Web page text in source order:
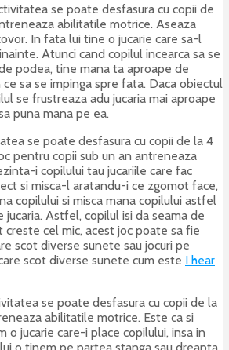
se poate desfasura cu copii de
abilitatile motrice. Aseaza
In fata lui tine o jucarie care sa-l
Atunci cand copilul incearca sa se
podea, tine mana ta aproape de
ce sa se impinga spre fata. Daca obiectul
se frustreaza adu jucaria mai aproape
puna mana pe ea.
se poate desfasura cu copii de la 4
pentru copii sub un an antreneaza
i copilului tau jucariile care fac
si misca-l aratandu-i ce zgomot face,
copilului si misca mana copilului astfel
jucaria. Astfel, copilul isi da seama de
creste cel mic, acest joc poate sa fie
scot diverse sunete sau jocuri pe
scot diverse sunete cum este I hear
se poate desfasura cu copii de la
abilitatile motrice. Este ca si
o jucarie care-i place copilului, insa in